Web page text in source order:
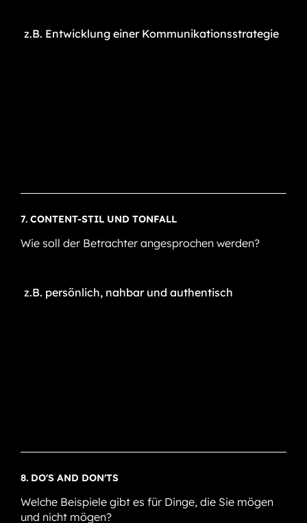
7. CONTENT-STIL UND TONFALL
Wie soll der Betrachter angesprochen werden?
8. DO'S AND DON'TS
Welche Beispiele gibt es für Dinge, die Sie mögen
und nicht mögen?